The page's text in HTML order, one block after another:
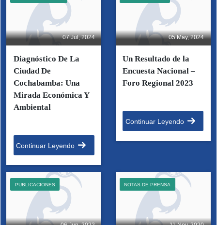
07 Jul, 2024
Diagnóstico De La
Ciudad De
Cochabamba: Una
Mirada Económica Y
Ambiental
Continuar Leyendo
05 May, 2024
Un Resultado de la
Encuesta Nacional –
Foro Regional 2023
Continuar Leyendo
PUBLICACIONES NOTAS DE PRENSA